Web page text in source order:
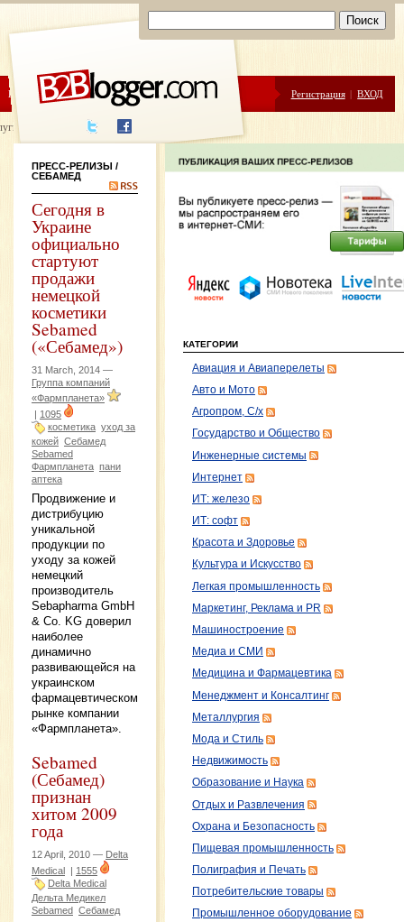
ЦЕНЫ ПОМОЩЬ Регистрация | ВХОД
написания
ПРЕСС-РЕЛИЗЫ /
СЕБАМЕД
Сегодня в
Украине
официально
стартуют
продажи
немецкой
косметики
Sebamed
(«Себамед»)
31 March, 2014 —
Группа компаний
«Фармпланета»
| 1095
косметика уход за
кожей Себамед
Sebamed
Фармпланета пани
аптека
Продвижение и
дистрибуцию
уникальной
продукции по
уходу за кожей
немецкий
производитель
Sebapharma GmbH
& Co. KG доверил
наиболее
динамично
развивающейся на
украинском
фармацевтическом
рынке компании
«Фармпланета».
Sebamed
(Себамед)
признан
хитом 2009
года
12 April, 2010 — Delta
Medical | 1555
Delta Medical
Дельта Медикел
Sebamed Себамед
КАТЕГОРИИ
Авиация и Авиаперелеты
Авто и Мото
Агропром, С/х
Государство и Общество
Инженерные системы
Интернет
ИТ: железо
ИТ: софт
Красота и Здоровье
Культура и Искусство
Легкая промышленность
Маркетинг, Реклама и PR
Машиностроение
Медиа и СМИ
Медицина и Фармацевтика
Менеджмент и Консалтинг
Металлургия
Мода и Стиль
Недвижимость
Образование и Наука
Отдых и Развлечения
Охрана и Безопасность
Пищевая промышленность
Полиграфия и Печать
Потребительские товары
Промышленное оборудование